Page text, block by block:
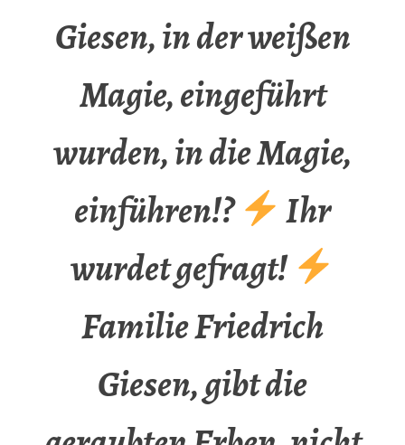
Giesen, in der weißen
Magie, eingeführt
wurden, in die Magie,
einführen!?
Ihr
wurdet gefragt!
Familie Friedrich
Giesen, gibt die